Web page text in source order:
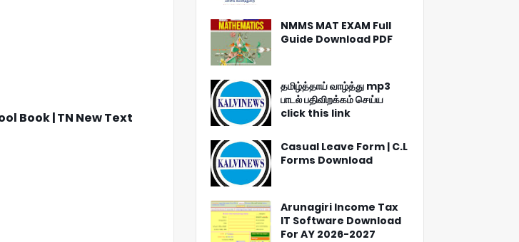
Book | TN New Text
NMMS MAT EXAM Full
Guide Download PDF
தமிழ்த்தாய் வாழ்த்து mp3
பாடல் பதிவிறக்கம் செய்ய
click this link
Casual Leave Form | C.L
Forms Download
Arunagiri Income Tax
IT Software Download
For AY 2026-2027